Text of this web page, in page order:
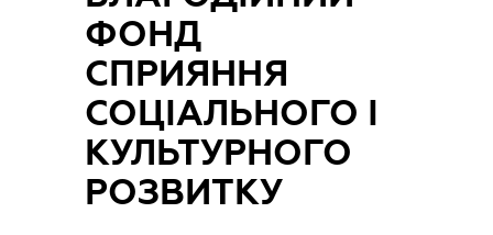
ФОНД
СПРИЯННЯ
СОЦІАЛЬНОГО І
КУЛЬТУРНОГО
РОЗВИТКУ